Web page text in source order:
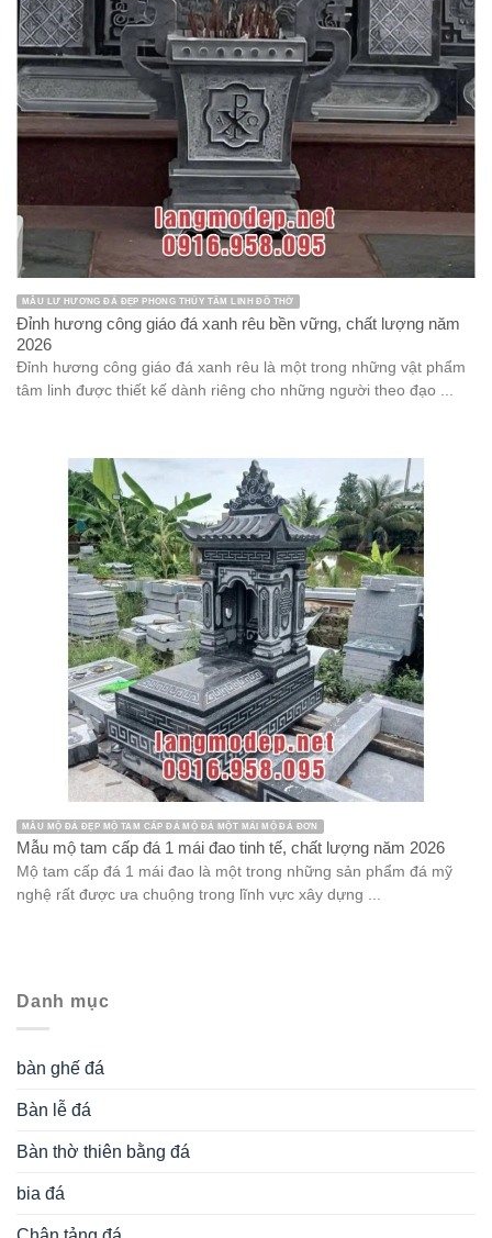
MẪU LƯ HƯƠNG ĐÁ ĐẸP PHONG THỦY TÂM LINH ĐỒ THỜ
Đỉnh hương công giáo đá xanh rêu bền vững, chất lượng năm
2026
Đỉnh hương công giáo đá xanh rêu là một trong những vật phẩm
tâm linh được thiết kế dành riêng cho những người theo đạo ...
MẪU MỘ ĐÁ ĐẸP MỘ TAM CẤP ĐÁ MỘ ĐÁ MỘT MÁI MỘ ĐÁ ĐƠN
Mẫu mộ tam cấp đá 1 mái đao tinh tế, chất lượng năm 2026
Mộ tam cấp đá 1 mái đao là một trong những sản phẩm đá mỹ
nghệ rất được ưa chuộng trong lĩnh vực xây dựng ...
Danh mục
bàn ghế đá
Bàn lễ đá
Bàn thờ thiên bằng đá
bia đá